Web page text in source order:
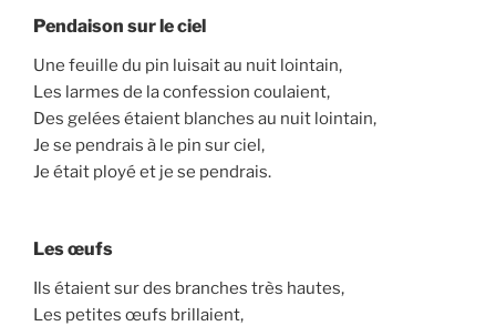
Pendaison sur le ciel
Une feuille du pin luisait au nuit lointain,
Les larmes de la confession coulaient,
Des gelées étaient blanches au nuit lointain,
Je se pendrais à le pin sur ciel,
Je était ployé et je se pendrais.
Les œufs
Ils étaient sur des branches très hautes,
Les petites œufs brillaient,